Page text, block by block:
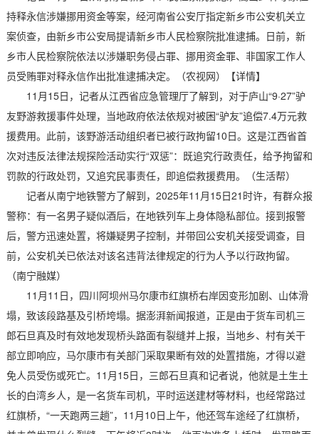
持释永信涉嫌挪用资金等案，经河南省公安厅指定新乡市公安机关立
案侦查，由新乡市公安局提请新乡市人民检察院批准逮捕。日前，新
乡市人民检察院依法以涉嫌职务侵占罪、挪用资金罪、非国家工作人
员受贿罪对释永信作出批准逮捕决定。（农视网）【详情】
11月15日，记者从江西省应急管理厅了解到，对于庐山“9·27”驴
友野游救援事件处理，当地政府依法依规对被困“驴友”追偿7.4万元救
援费用。此前，该野游活动组织者已被行政拘留10日。这是江西省首
次对违反法律法规探险活动实行“双惩”：既追究行政责任，给予拘留和
罚款的行政处罚，又追究民事责任，即追偿救援费用。（生活帮）
记者从南宁地铁警方了解到，2025年11月15日21时许，有群众报
警称：有一名男子疑似酒后，在地铁列车上身体隐私部位。接到报警
后，警方迅速处置，将嫌疑男子控制，并带回公安机关接受调查，目
前，公安机关已依法对该名违背法律规定的行为人予以行政拘留。
（南宁融媒）
11月11日，四川阿坝州马尔康市红旗桥右岸因变形加剧、山体滑
塌，致该段路基及引桥垮塌。据澎湃新闻报道，正是由于货车司机三
郎石旦真及时有效地发现桥头路面有裂缝并上报，当地乡、村有关干
部立即响应，马尔康市有关部门采取果断有效的处置措施，才得以避
免人员受伤或死亡。11月15日，三郎石旦真和记者说，他就是土生土
长的白湾乡人，是一名货车司机，平时运送建材等材料，也经常路过
红旗桥，“一天跑两三趟”，11月10日上午，他还驾车途经了红旗桥，